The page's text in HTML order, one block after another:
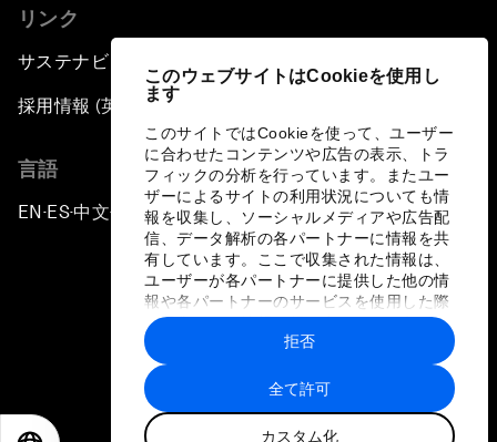
このウェブサイトはCookieを使用し
ます
このサイトではCookieを使って、ユーザー
に合わせたコンテンツや広告の表示、トラ
フィックの分析を行っています。またユー
ザーによるサイトの利用状況についても情
報を収集し、ソーシャルメディアや広告配
信、データ解析の各パートナーに情報を共
有しています。ここで収集された情報は、
ユーザーが各パートナーに提供した他の情
報や各パートナーのサービスを使用した際
に収集された情報と組み合わされ、各パー
トナーによって使用されることがありま
す。
全て許可
カスタム化
拒否
リンク
サステナビリティへの取り組み
採用情報 (英語のみ)
言語
EN ▪ES▪中文▪ 日本語
プライバシーポリシーと利用規約
サイトマップ